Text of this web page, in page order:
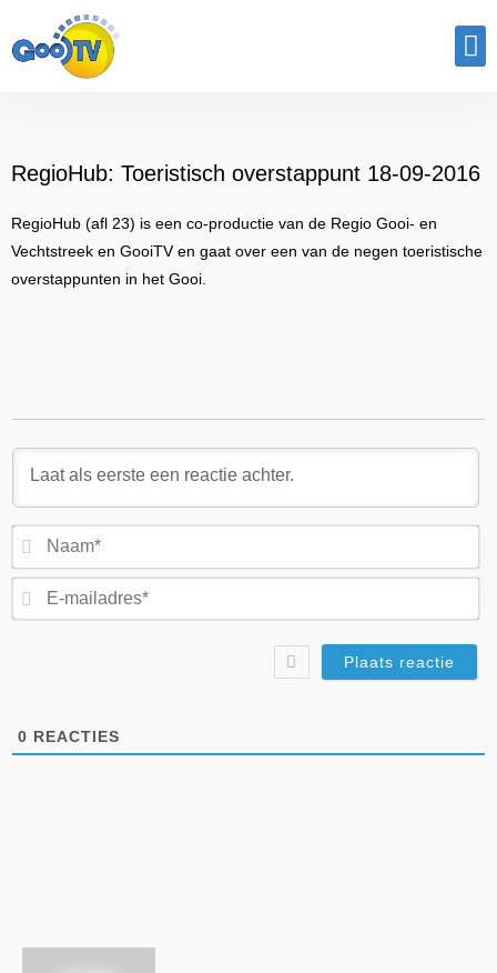
RegioHub: Toeristisch overstappunt 18-09-2016
RegioHub (afl 23) is een co-productie van de Regio Gooi- en
Vechtstreek en GooiTV en gaat over een van de negen toeristische
overstappunten in het Gooi.
E-
0 REACTIES